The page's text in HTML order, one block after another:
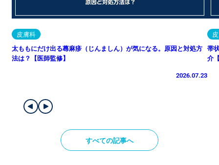
皮膚科
太ももにだけ出る蕁麻疹（じんましん）が気になる。原因と対処方
法は？【医師監修】
2026.07.23
帯
介
すべての記事へ